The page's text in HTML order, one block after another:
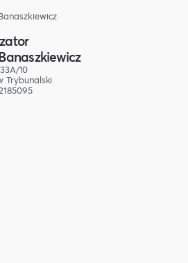
10
Trybunalski